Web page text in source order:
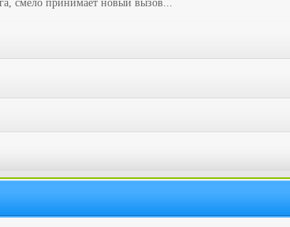
смело принимает новый вызов...